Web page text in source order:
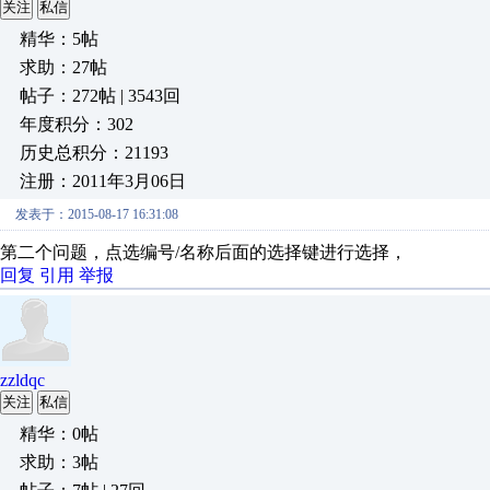
关注 私信
精华：5帖
求助：27帖
帖子：272帖 | 3543回
年度积分：302
历史总积分：21193
注册：2011年3月06日
发表于：2015-08-17 16:31:08
第二个问题，点选编号/名称后面的选择键进行选择，
回复 引用 举报
zzldqc
关注 私信
精华：0帖
求助：3帖